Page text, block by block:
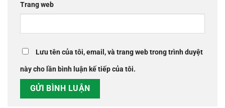
Trang web
Lưu tên của tôi, email, và trang web trong trình duyệt
này cho lần bình luận kế tiếp của tôi.